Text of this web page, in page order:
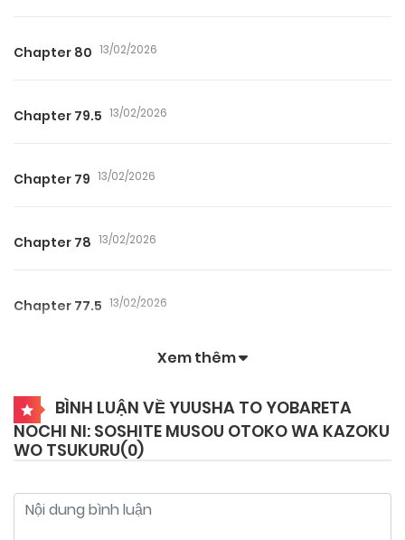
Chapter 80 13/02/2026
Chapter 79.5 13/02/2026
Chapter 79 13/02/2026
Chapter 78 13/02/2026
Chapter 77.5 13/02/2026
Chapter 76 13/02/2026
Chapter 75 13/02/2026
Xem thêm
BÌNH LUẬN VỀ YUUSHA TO YOBARETA
NOCHI NI: SOSHITE MUSOU OTOKO WA KAZOKU
WO TSUKURU(0)